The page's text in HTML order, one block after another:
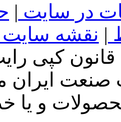
در سایت |
| نقشه سایت
و یا